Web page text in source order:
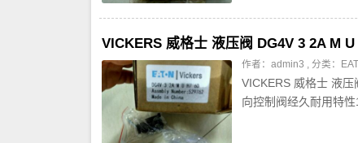
VICKERS 威格士 液压阀 DG4V 3 2A M U
作者：admin3 , 分类：
VICKERS 威格士 液
向控制阀经久耐用特